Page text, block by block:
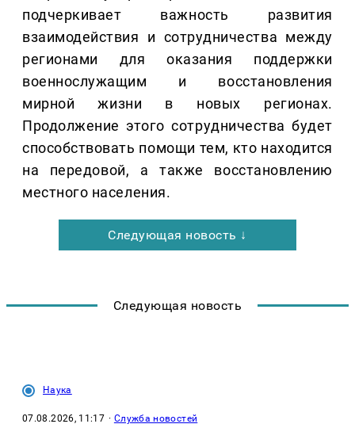
подчеркивает важность развития
взаимодействия и сотрудничества между
регионами для оказания поддержки
военнослужащим и восстановления
мирной жизни в новых регионах.
Продолжение этого сотрудничества будет
способствовать помощи тем, кто находится
на передовой, а также восстановлению
местного населения.
Следующая новость ↓
Следующая новость
Наука
07.08.2026, 11:17 · Служба новостей